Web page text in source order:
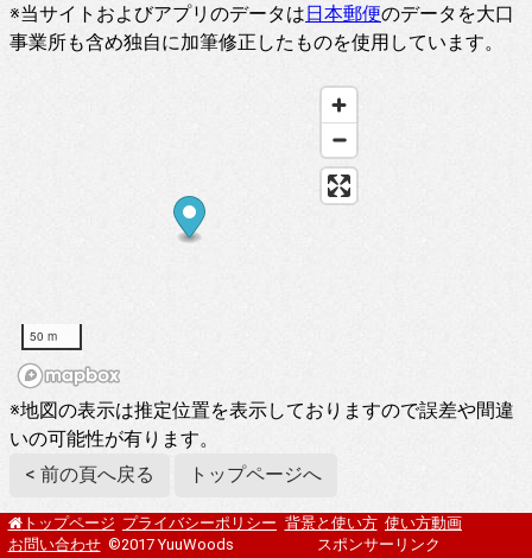
※当サイトおよびアプリのデータは日本郵便のデータを大口
事業所も含め独自に加筆修正したものを使用しています。
50 m
※地図の表示は推定位置を表示しておりますので誤差や間違
いの可能性が有ります。
< 前の頁へ戻る
トップページへ
トップページ プライバシーポリシー 背景と使い方 使い方動画
お問い合わせ ©2017 YuuWoods スポンサーリンク